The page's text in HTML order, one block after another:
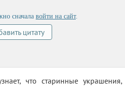
сначала войти на сайт.
цитату
что старинные